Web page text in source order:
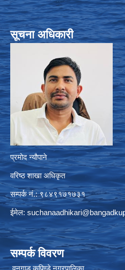
सूचना अधिकारी
प्रमोद न्यौपाने
वरिष्ठ शाखा अधिकृत
सम्पर्क नं.: ९८४९१७१७३१
ईमेल:
सम्पर्क विवरण